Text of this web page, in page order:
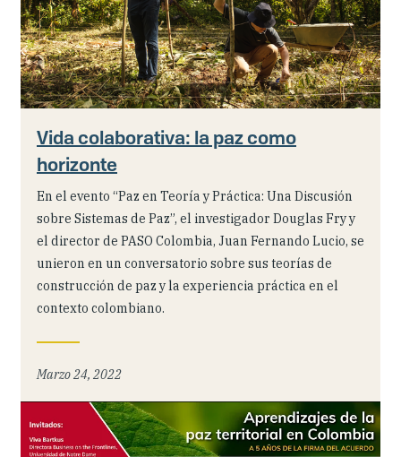
Vida colaborativa: la paz como
horizonte
En el evento “Paz en Teoría y Práctica: Una Discusión
sobre Sistemas de Paz”, el investigador Douglas Fry y
el director de PASO Colombia, Juan Fernando Lucio, se
unieron en un conversatorio sobre sus teorías de
construcción de paz y la experiencia práctica en el
contexto colombiano.
Marzo 24, 2022